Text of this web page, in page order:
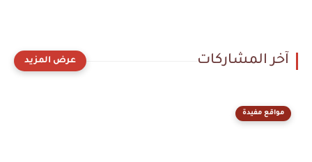
آخر المشاركات
مواقع مفيدة